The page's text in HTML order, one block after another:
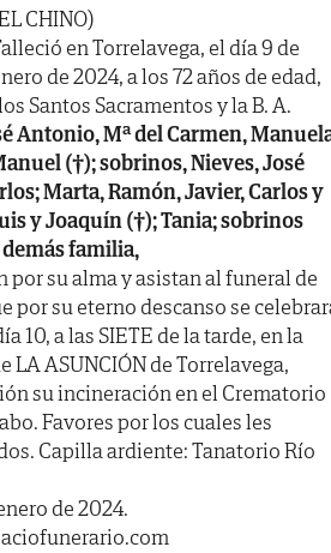
CHINO)
en Torrelavega, el día 9 de
de 2024, a los 72 años de edad,
Santos Sacramentos y la B. A.
Antonio, Mª del Carmen,
(†); sobrinos, Nieves, José
Marta, Ramón, Javier, Carlos y
y Joaquín (†); Tania; sobrinos
familia,
por su alma y asistan al funeral de
por su eterno descanso se
10, a las SIETE de la tarde, en la
LA ASUNCIÓN de Torrelavega,
su incineración en el Crematorio
Favores por los cuales les
Capilla ardiente: Tanatorio Río
de 2024.